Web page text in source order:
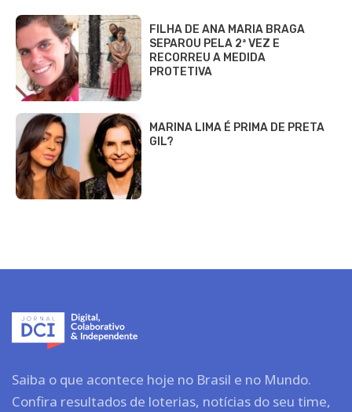
FILHA DE ANA MARIA BRAGA
SEPAROU PELA 2ª VEZ E
RECORREU A MEDIDA
PROTETIVA
MARINA LIMA É PRIMA DE PRETA
GIL?
Saiba o que acontece hoje no Brasil e no Mundo.
Confira resultados de loterias, notícias do seu time,